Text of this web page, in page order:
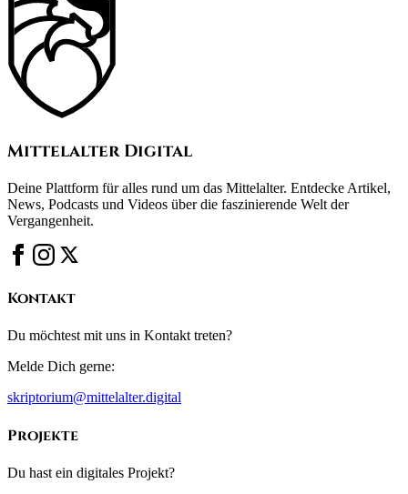
Mittelalter Digital
Deine Plattform für alles rund um das Mittelalter. Entdecke Artikel,
News, Podcasts und Videos über die faszinierende Welt der
Vergangenheit.
Kontakt
Du möchtest mit uns in Kontakt treten?
Melde Dich gerne:
skriptorium@mittelalter.digital
Projekte
Du hast ein digitales Projekt?